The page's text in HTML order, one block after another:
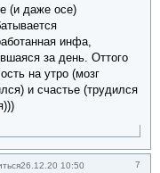
(и даже осе)
инфа,
за день. Оттого
на утро (мозг
и счастье (трудился
7
26.12.20 10:50